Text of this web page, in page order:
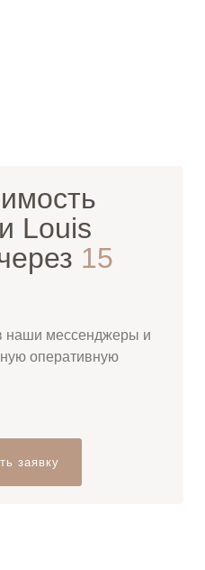
Louis
15
наши мессенджеры и
оперативную
заявку